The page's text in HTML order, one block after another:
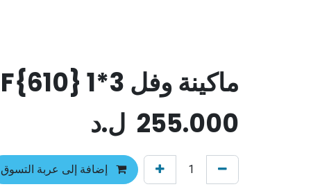
ماكينة وفل 3*1 RAF{610}
255.000 ل.د
إضافة إلى عربة التسوق